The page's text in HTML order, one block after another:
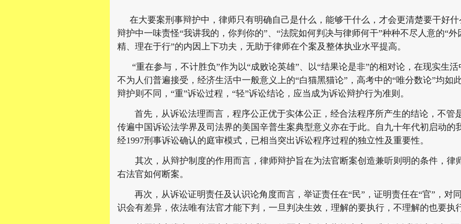
在大要案刑事辩护中，律师只有明确自己是什么，能够干什么，才会更清楚要干好什
辩护中一味责怪“我讲我的，你判你的”、“法院如何判决与律师何干”种种不尽人意的“外
精、理在于行”的内因上下功夫，无助于律师在个案及整体执业水平提高。
“重在参与，不计胜负”作为以“成败论英雄”、以“结果论是非”的相对论，在现实生
不为人们普遍接受，经济生活中一般意义上的“白猫黑猫论”，高考中的“唯分数论”均如
辩护则不同，“重”诉讼过程，“轻”诉讼结论，应当成为诉讼辩护行为准则。
首先，从诉讼法理而言，程序公正优于实体公正，经合法程序所产生的结论，不管
传遍中国诉讼法学界及司法界的美国辛普生案典型意义亦在于此。自九十年代初启动的
经1997刑事诉讼确认的庭审模式，已相当突出诉讼程序过程的独立性及重要性。
其次，从辩护制度的作用而言，律师辩护旨在为法官断案创造兼听则明的条件，律
右法官如何断案。
再次，从诉讼证明责任及认识论角度而言，举证责任在“民”，证明责任在“官”，对
识会有差异，依法唯有法官才能下判，一旦判决生效，理解的要执行，不理解的也要执